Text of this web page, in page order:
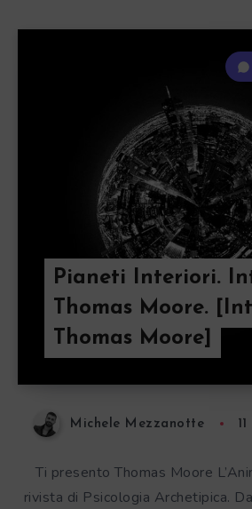
Pianeti Interiori.
Thomas Moore.
Thomas Moore]
Michele Mezzanotte
Ti presento Thomas Moore
rivista di Psicologia Archetipica.